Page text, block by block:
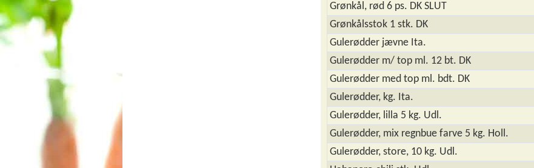
Grønkål, rød 6 ps. DK SLUT
Grønkålsstok 1 stk. DK
Gulerødder jævne Ita.
Gulerødder m/ top ml. 12 bt. DK
Gulerødder med top ml. bdt. DK
Gulerødder, kg. Ita.
Gulerødder, lilla 5 kg. Udl.
Gulerødder, mix regnbue farve 5 kg. Holl.
Gulerødder, store, 10 kg. Udl.